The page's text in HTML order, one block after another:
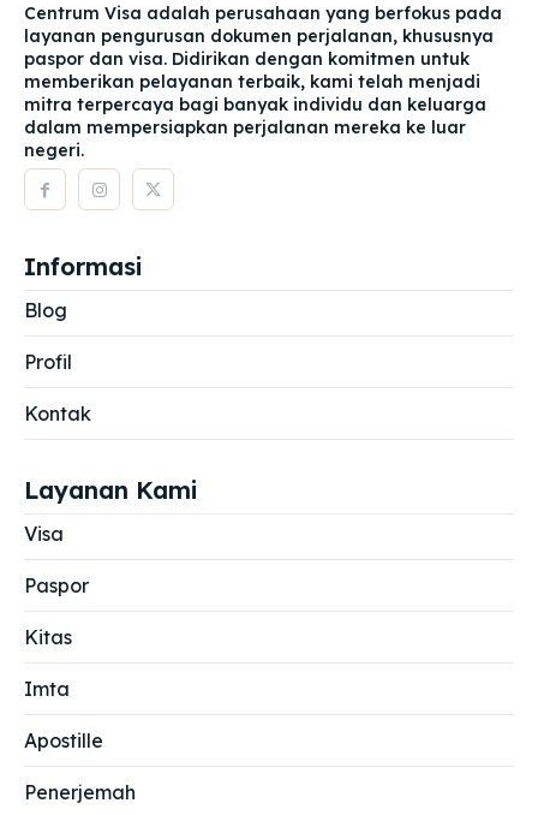
Centrum Visa adalah perusahaan yang berfokus pada
layanan pengurusan dokumen perjalanan, khususnya
paspor dan visa. Didirikan dengan komitmen untuk
memberikan pelayanan terbaik, kami telah menjadi
mitra terpercaya bagi banyak individu dan keluarga
dalam mempersiapkan perjalanan mereka ke luar
negeri.
Informasi
Blog
Profil
Kontak
Layanan Kami
Visa
Paspor
Kitas
Imta
Apostille
Penerjemah